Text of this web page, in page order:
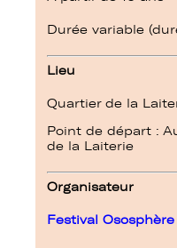
Durée variable
Lieu
Quartier de la
Point de départ :
de la Laiterie
Organisateur
Festival Ososphère